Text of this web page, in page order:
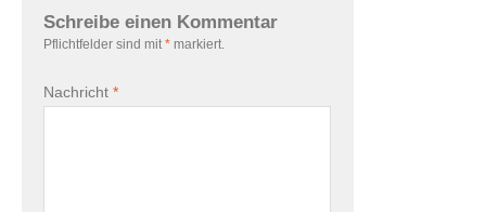
Schreibe einen Kommentar
Pflichtfelder sind mit * markiert.
Nachricht *